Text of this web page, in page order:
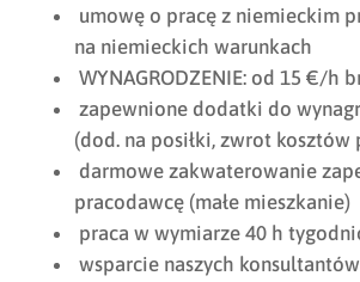
umowę o pracę z niemieckim
na niemieckich warunkach
WYNAGRODZENIE: od 15 €/h
zapewnione dodatki do
(dod. na posiłki, zwrot kosztów
darmowe zakwaterowanie
pracodawcę (małe mieszkanie)
praca w wymiarze 40 h
wsparcie naszych